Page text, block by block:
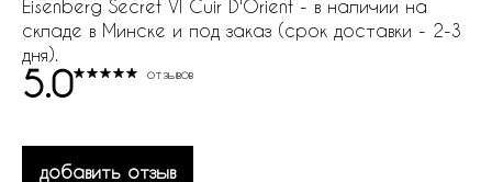
Eisenberg Secret VI Cuir D'Orient - в наличии на
складе в Минске и под заказ (срок доставки - 2-3
дня).
5.0 отзывов
добавить отзыв